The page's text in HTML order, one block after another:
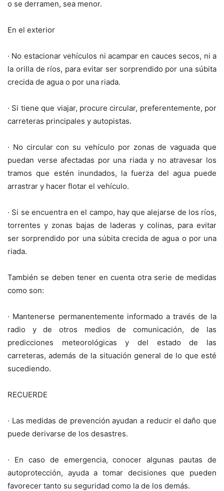
o se derramen, sea menor.
En el exterior
· No estacionar vehículos ni acampar en cauces secos, ni a
la orilla de ríos, para evitar ser sorprendido por una súbita
crecida de agua o por una riada.
· Si tiene que viajar, procure circular, preferentemente, por
carreteras principales y autopistas.
· No circular con su vehículo por zonas de vaguada que
puedan verse afectadas por una riada y no atravesar los
tramos que estén inundados, la fuerza del agua puede
arrastrar y hacer flotar el vehículo.
· Si se encuentra en el campo, hay que alejarse de los ríos,
torrentes y zonas bajas de laderas y colinas, para evitar
ser sorprendido por una súbita crecida de agua o por una
riada.
También se deben tener en cuenta otra serie de medidas
como son:
· Mantenerse permanentemente informado a través de la
radio y de otros medios de comunicación, de las
predicciones meteorológicas y del estado de las
carreteras, además de la situación general de lo que esté
sucediendo.
RECUERDE
· Las medidas de prevención ayudan a reducir el daño que
puede derivarse de los desastres.
· En caso de emergencia, conocer algunas pautas de
autoprotección, ayuda a tomar decisiones que pueden
favorecer tanto su seguridad como la de los demás.